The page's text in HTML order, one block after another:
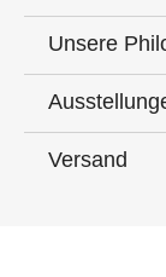
Unsere
Versand